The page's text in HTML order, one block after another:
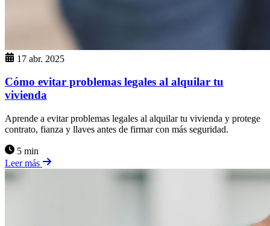
17 abr. 2025
Cómo evitar problemas legales al alquilar tu
vivienda
Aprende a evitar problemas legales al alquilar tu vivienda y protege
contrato, fianza y llaves antes de firmar con más seguridad.
5 min
Leer más